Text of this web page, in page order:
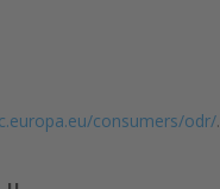
consumers/odr/.